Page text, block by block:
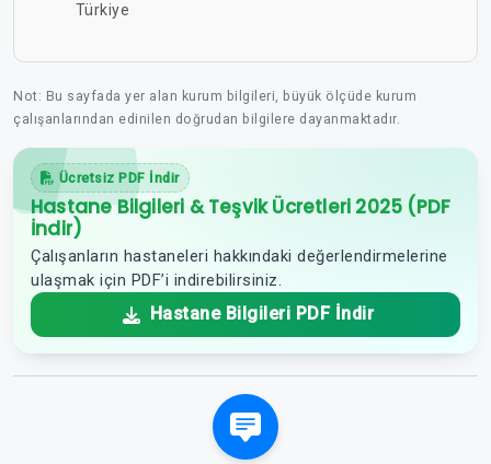
Türkiye
Not: Bu sayfada yer alan kurum bilgileri, büyük ölçüde kurum
çalışanlarından edinilen doğrudan bilgilere dayanmaktadır.
Ücretsiz PDF İndir
Hastane Bilgileri & Teşvik Ücretleri 2025 (PDF
İndir)
Çalışanların hastaneleri hakkındaki değerlendirmelerine
ulaşmak için PDF’i indirebilirsiniz.
Hastane Bilgileri PDF İndir